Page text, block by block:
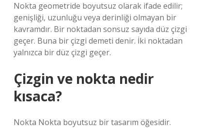
Nokta geometride boyutsuz olarak ifade edilir;
genişliği, uzunluğu veya derinliği olmayan bir
kavramdır. Bir noktadan sonsuz sayıda düz çizgi
geçer. Buna bir çizgi demeti denir. İki noktadan
yalnızca bir düz çizgi geçer.
Çizgin ve nokta nedir
kısaca?
Nokta Nokta boyutsuz bir tasarım öğesidir.